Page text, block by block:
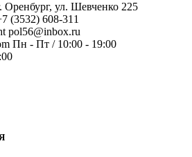
Оренбург, ул. Шевченко 225
(3532) 608-311
pol56@inbox.ru
Пн - Пт / 10:00 - 19:00